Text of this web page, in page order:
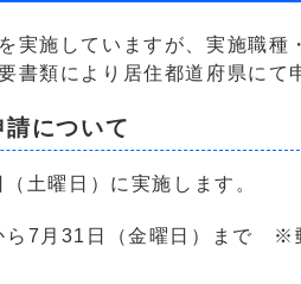
実施していますが、実施職種
書類により居住都道府県にて
について
土曜日）に実施します。
7月31日（金曜日）まで ※